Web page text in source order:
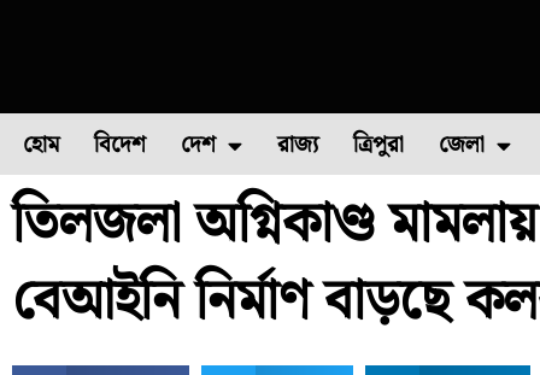
হোম বিদেশ দেশ
ফুল চাষ ফল চাষ মাছ চাষ পোল্ট্রি চাষ
রাজ্য ত্রিপুরা জেলা
উত্তর ২৪ পরগনা
তিলজলা অগ্নিকাণ্ড
বেআইনি নির্মাণ বাড়ছে